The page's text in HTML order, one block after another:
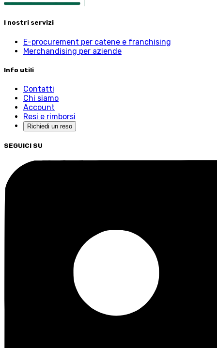
I nostri servizi
E-procurement per catene e franchising
Merchandising per aziende
Info utili
Contatti
Chi siamo
Account
Resi e rimborsi
Richiedi un reso
SEGUICI SU